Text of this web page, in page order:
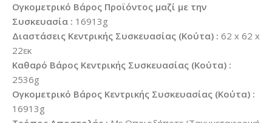
Ογκομετρικό Βάρος Προϊόντος μαζί με την
Συσκευασία : 16913g
Διαστάσεις Κεντρικής Συσκευασίας (Κούτα) : 62 x 62 x
22εκ
Καθαρό Βάρος Κεντρικής Συσκευασίας (Κούτα) :
2536g
Ογκομετρικό Βάρος Κεντρικής Συσκευασίας (Κούτα) :
16913g